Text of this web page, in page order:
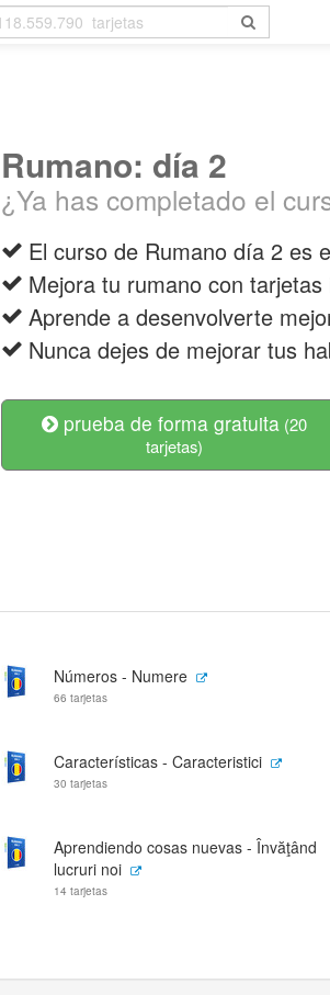
Rumano: día 2
¿Ya has completado el
El curso de Rumano día 2 es
Mejora tu rumano con
Aprende a desenvolverte
Nunca dejes de mejorar tus
prueba de forma gratuita (20
tarjetas)
Números - Numere
66 tarjetas
Características - Caracteristici
30 tarjetas
Aprendiendo cosas nuevas - Învăţând
lucruri noi
14 tarjetas